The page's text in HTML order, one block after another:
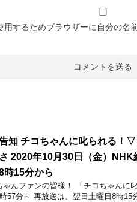
用するためブラウザーに自分の名
知 チコちゃんに叱られる
2020年10月30日（金）
時15分から
ゃんファンの皆様！ 「チコちゃんに
57分～ 再放送は、翌日土曜日8時